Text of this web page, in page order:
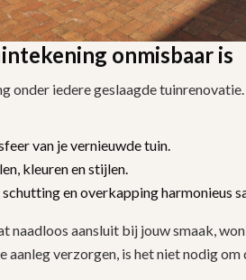
onmisbaar is
onder iedere geslaagde
van je vernieuwde tuin.
kleuren en stijlen.
en overkapping harmonieus
naadloos aansluit bij jouw smaak,
verzorgen, is het niet nodig om